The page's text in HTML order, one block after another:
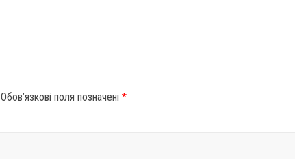
Обов’язкові поля позначені *